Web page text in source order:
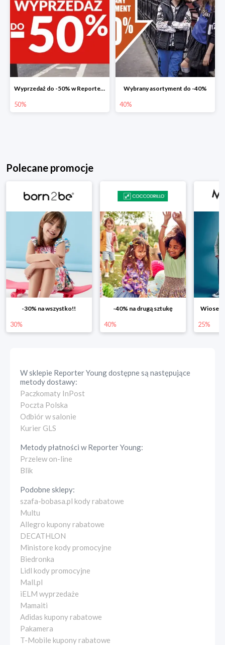
Wyprzedaż do -50% w Reporter Young
50%
Wybrany asortyment do -40%
40%
Polecane promocje
-30% na wszystko!!
30%
-40% na drugą sztukę
40% 25%
W sklepie Reporter Youngdostępne są następujące
metody dostawy:
Paczkomaty InPost
Poczta Polska
Odbiór w salonie
Kurier GLS
Metody płatności wReporter Young:
Przelew on-line
Blik
Podobne sklepy:
szafa-bobasa.pl kody rabatowe
Multu
Allegro kupony rabatowe
DECATHLON
Ministore kody promocyjne
Biedronka
Lidl kody promocyjne
Mall.pl
iELM wyprzedaże
Mamaiti
Adidas kupony rabatowe
Pakamera
T-Mobile kupony rabatowe